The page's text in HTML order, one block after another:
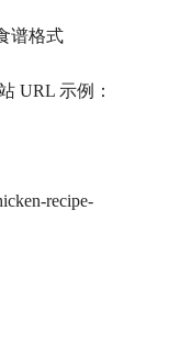
谱格式
URL 示例：
recipe-